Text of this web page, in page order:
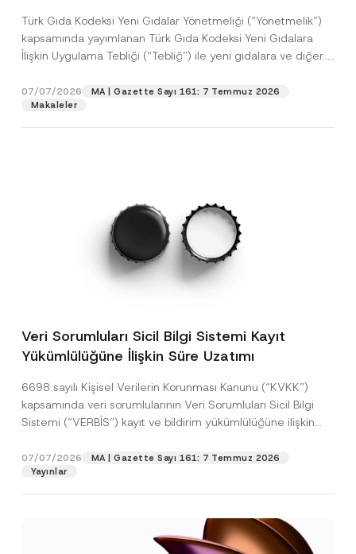
Türk Gıda Kodeksi Yeni Gıdalar Yönetmeliği (“Yönetmelik”)
kapsamında yayımlanan Türk Gıda Kodeksi Yeni Gıdalara
İlişkin Uygulama Tebliği (“Tebliğ”) ile yeni gıdalara ve diğer...
07/07/2026
MA | Gazette Sayı 161: 7 Temmuz 2026
Makaleler
Veri Sorumluları Sicil Bilgi Sistemi Kayıt
Yükümlülüğüne İlişkin Süre Uzatımı
6698 sayılı Kişisel Verilerin Korunması Kanunu (“KVKK”)
kapsamında veri sorumlularının Veri Sorumluları Sicil Bilgi
Sistemi (“VERBİS”) kayıt ve bildirim yükümlülüğüne ilişkin
07/07/2026
MA | Gazette Sayı 161: 7 Temmuz 2026
Yayınlar
v
a
c
y
o
t
c
anladım.
A
p
o
v
e
Bu iletişim formunu göndererek,aydınlatma
metni
nde açıklanan şekilde kişisel verilerimin
işlenmesine izin veriyorum.
GÖNDER